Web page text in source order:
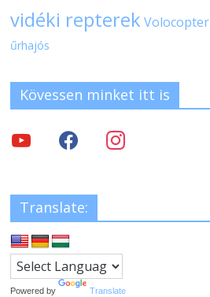
vidéki repterek Volocopter
űrhajós
Kövessen minket itt is
Translate:
Powered by Translate